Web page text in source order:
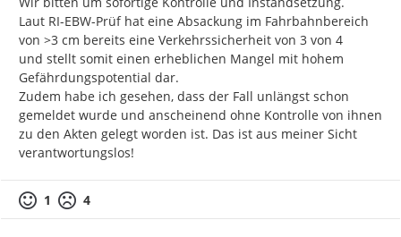
Laut RI-EBW-Prüf hat eine Absackung im Fahrbahnbereich
von >3 cm bereits eine Verkehrssicherheit von 3 von 4
und stellt somit einen erheblichen Mangel mit hohem
Gefährdungspotential dar.
Zudem habe ich gesehen, dass der Fall unlängst schon
gemeldet wurde und anscheinend ohne Kontrolle von ihnen
zu den Akten gelegt worden ist. Das ist aus meiner Sicht
verantwortungslos!
1 4